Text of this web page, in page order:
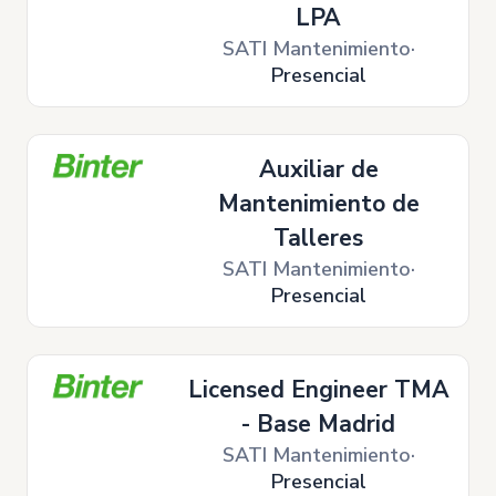
LPA
SATI Mantenimiento
Presencial
Auxiliar de
Mantenimiento de
Talleres
SATI Mantenimiento
Presencial
Licensed Engineer TMA
- Base Madrid
SATI Mantenimiento
Presencial